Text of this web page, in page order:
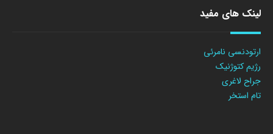
لینک های مفید
ارتودنسی نامرئی
رژیم کتوژنیک
جراح لاغری
تام استخر